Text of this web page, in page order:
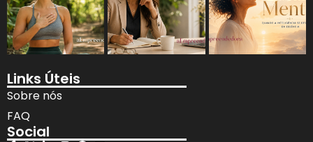
Links Úteis
Sobre nós
FAQ
Social